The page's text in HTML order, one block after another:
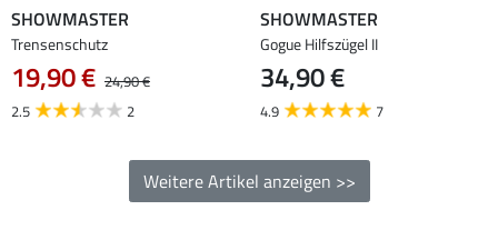
SHOWMASTER
Trensenschutz
19,90 € 24,90 €
2.5
2
SHOWMASTER
Gogue Hilfszügel II
34,90 €
4.9 7
Weitere Artikel anzeigen >>